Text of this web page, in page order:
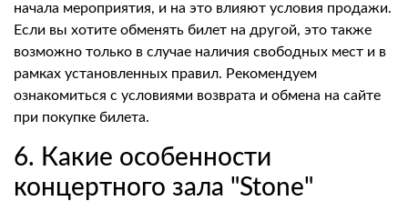
начала мероприятия, и на это влияют условия продажи.
Если вы хотите обменять билет на другой, это также
возможно только в случае наличия свободных мест и в
рамках установленных правил. Рекомендуем
ознакомиться с условиями возврата и обмена на сайте
при покупке билета.
6. Какие особенности
концертного зала "Stone"